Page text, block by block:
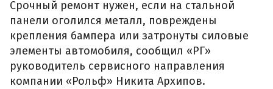
Срочный ремонт нужен, если на стальной
панели оголился металл, повреждены
крепления бампера или затронуты силовые
элементы автомобиля, сообщил «РГ»
руководитель сервисного направления
компании «Рольф» Никита Архипов.